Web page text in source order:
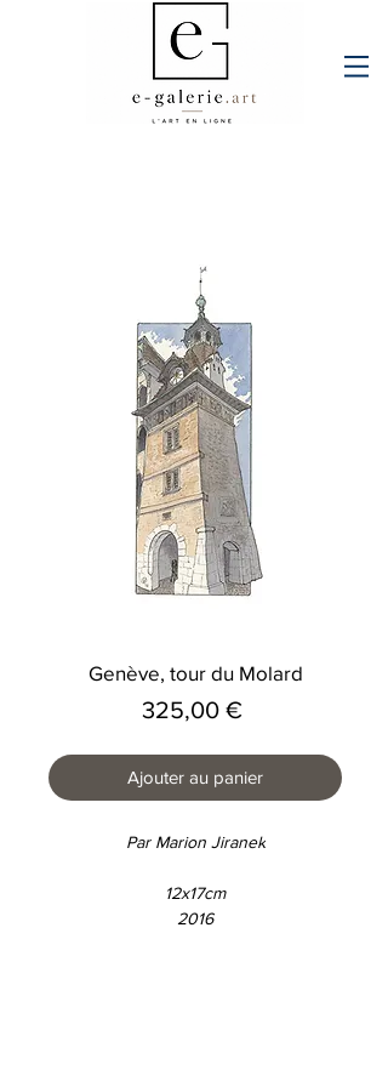
Genève, tour du Molard
325,00 €Prix
Ajouter au panier
Par Marion Jiranek
12x17cm
2016